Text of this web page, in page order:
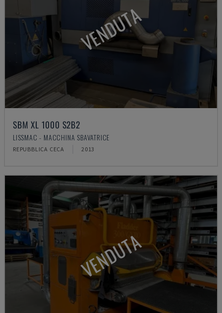
VENDUTA
SBM XL 1000 S2B2
LISSMAC - MACCHINA SBAVATRICE
REPUBBLICA CECA 2013
VENDUTA